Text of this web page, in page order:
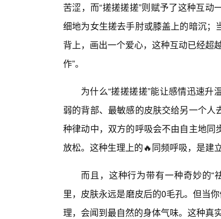
苦涩，而“搓搓搓搓”则赋予了这种互
细地为女生搓去手肘或膝盖上的暗沉
背上，画出一个爱心，这种互动已经超
作”。
为什么“搓搓搓搓”能让感情迅速
弱的背部、最敏感的皮肤交给另一个
种律动中，双方的呼吸会不由自主地
放松。这种生理上的🔥同频呼吸，是建
而且，这种行为带有一种奇妙的“
里，皮肤永远是磨皮后的0毛孔。但当
理，会闻到最自然的身体气味。这种真